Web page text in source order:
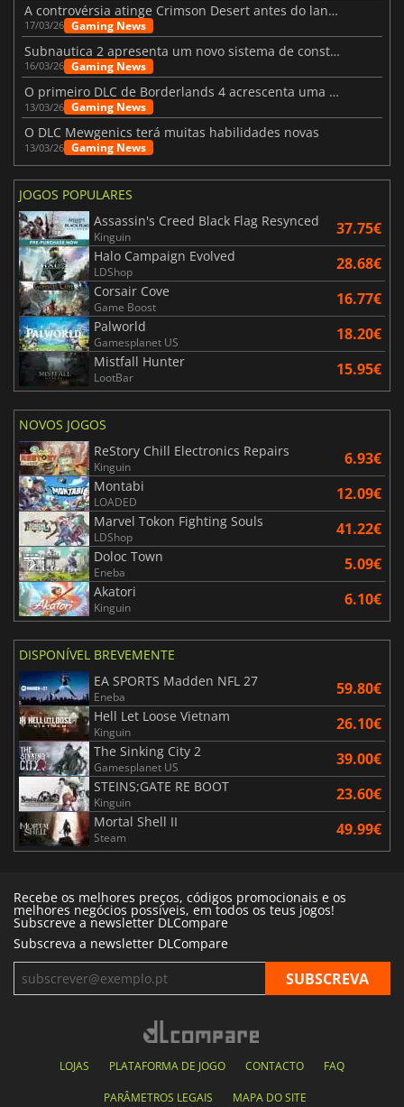
A controvérsia atinge Crimson Desert antes do lançamento
17/03/26 Gaming News
Subnautica 2 apresenta um novo sistema de construção de bases
16/03/26 Gaming News
O primeiro DLC de Borderlands 4 acrescenta uma nova personagem e muito mais
13/03/26 Gaming News
O DLC Mewgenics terá muitas habilidades novas
13/03/26 Gaming News
JOGOS POPULARES
Assassin's Creed Black Flag Resynced
Kinguin 37.75€
Halo Campaign Evolved
LDShop 28.68€
Corsair Cove
Game Boost 16.77€
Palworld
Gamesplanet US 18.20€
Mistfall Hunter
LootBar 15.95€
NOVOS JOGOS
ReStory Chill Electronics Repairs
Kinguin 6.93€
Montabi
LOADED 12.09€
Marvel Tokon Fighting Souls
LDShop 41.22€
Doloc Town
Eneba 5.09€
Akatori
Kinguin 6.10€
DISPONÍVEL BREVEMENTE
EA SPORTS Madden NFL 27
Eneba 59.80€
Hell Let Loose Vietnam
Kinguin 26.10€
The Sinking City 2
Gamesplanet US 39.00€
STEINS;GATE RE BOOT
Kinguin 23.60€
Mortal Shell II
Steam 49.99€
Recebe os melhores preços, códigos promocionais e os
melhores negócios possíveis, em todos os teus jogos!
Subscreve a newsletter DLCompare
Subscreva a newsletter DLCompare
LOJAS PLATAFORMA DE JOGO CONTACTO FAQ
PARÂMETROS LEGAIS MAPA DO SITE